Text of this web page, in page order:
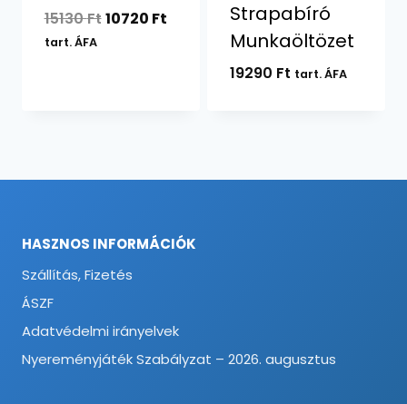
15130FtOriginal
10720 FtCurrent
tart. ÁFA
Strapabíró
Munkaöltözet
19290 Ft tart. ÁFA
HASZNOS INFORMÁCIÓK
Szállítás, Fizetés
ÁSZF
Adatvédelmi irányelvek
Nyereményjáték Szabályzat – 2026. augusztus